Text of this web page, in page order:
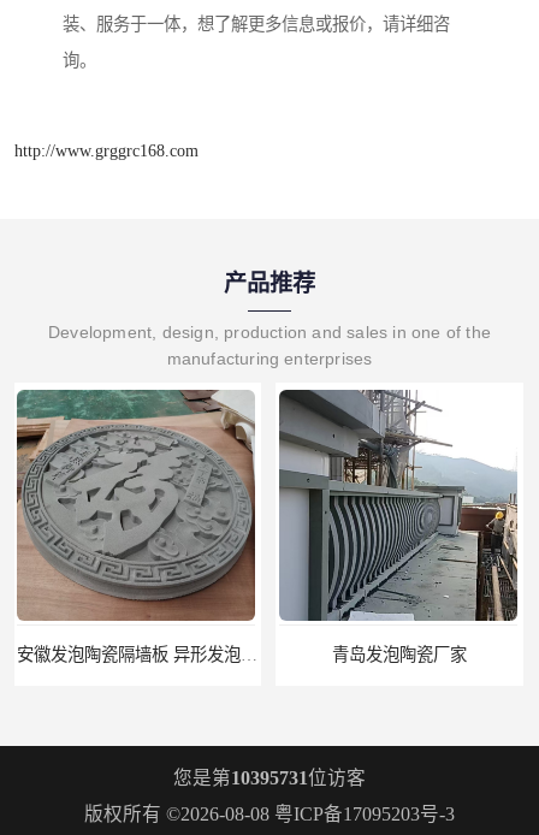
装、服务于一体，想了解更多信息或报价，请详细咨
询。
http://www.grggrc168.com
产品推荐
Development, design, production and sales in one of the
manufacturing enterprises
青岛发泡陶瓷厂家
您是第10395731位访客
版权所有 ©2026-08-08 粤ICP备17095203号-3